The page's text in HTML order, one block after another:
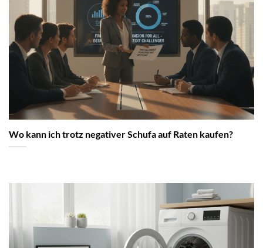
Wo kann ich trotz negativer Schufa auf Raten kaufen?